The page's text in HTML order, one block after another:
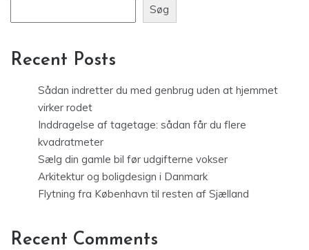
Søg
Recent Posts
Sådan indretter du med genbrug uden at hjemmet
virker rodet
Inddragelse af tagetage: sådan får du flere
kvadratmeter
Sælg din gamle bil før udgifterne vokser
Arkitektur og boligdesign i Danmark
Flytning fra København til resten af Sjælland
Recent Comments